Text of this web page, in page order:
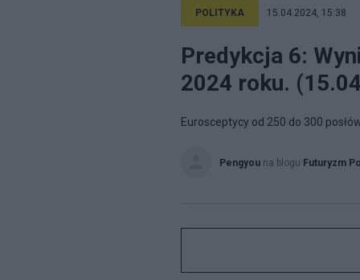
POLITYKA 15.04.2024, 15:38
Predykcja 6:
2024 roku.
Eurosceptycy od 250 do 300
Pengyou na blogu Futuryzm